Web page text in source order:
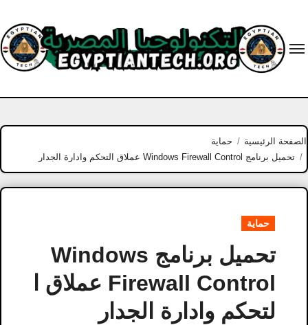
content
الصفحة الرئيسية
حماية
تحميل برنامج Windows Firewall Control عملاق التحكم وادارة الجدار
حماية
تحميل برنامج Windows
Firewall Control عملاق ا
لتحكم وادارة الجدار